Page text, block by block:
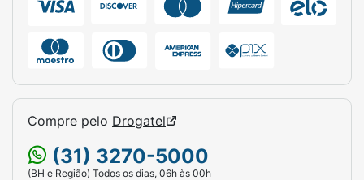
Compre pelo Drogatel
(31) 3270-5000
(BH e Região) Todos os dias, 06h às 00h